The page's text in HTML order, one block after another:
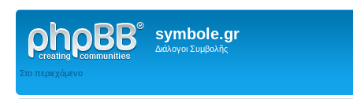
symbole.gr
Διάλογοι Συμβολῆς
Στο περιεχόμενο